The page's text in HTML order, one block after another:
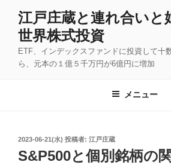
江戸庄蔵と連れ合いと
世界株式投資
ETF、インデックスファンドに投資して十
ら、元本の１億５千万円が6億円に増加
メニュー
投
稿
日:
2023-06-21(水) 投稿者: 江戸庄蔵
S&P500と個別銘柄の